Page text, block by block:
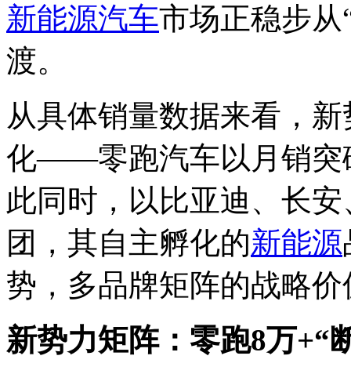
新能源汽车市场正稳步从
渡。
从具体销量数据来看，
化——零跑汽车以月销突
此同时，以比亚迪、长
团，其自主孵化的新能源
势，多品牌矩阵的战略
新势力矩阵：零跑8万+“